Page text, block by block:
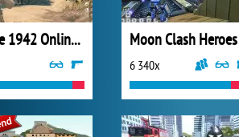
Warfare 1942 Online Shooter Moon Clash Heroes
6 340x